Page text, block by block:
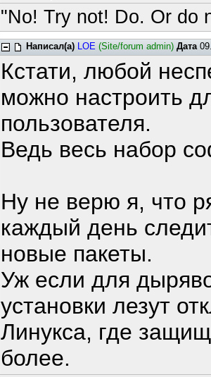
"No! Try not! Do. Or do
Написал(а) LOE (Site/forum admin) Дата
Кстати, любой
можно настроить
пользователя.
Ведь весь набор
Ну не верю я, что
каждый день
новые пакеты.
Уж если для
установки лезут
Линукса, где
более.